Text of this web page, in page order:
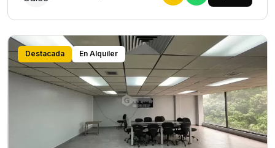
Destacada En Alquiler